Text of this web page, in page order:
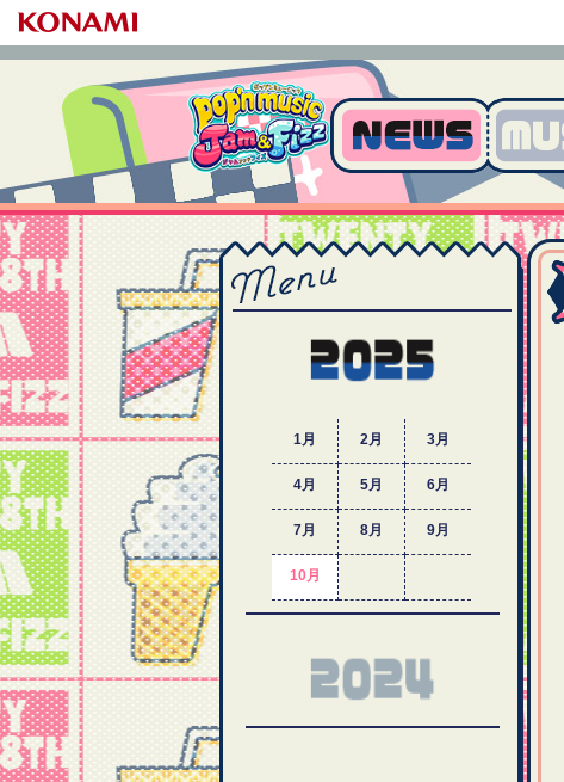
pop'n music Jam&Fiz
MENU
1月 2月 3月
4月 5月 6月
7月 8月 9月
10月
2024年